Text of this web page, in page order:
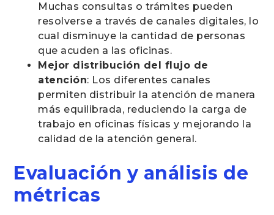
Muchas consultas o trámites pueden
resolverse a través de canales digitales, lo
cual disminuye la cantidad de personas
que acuden a las oficinas.
Mejor distribución del flujo de
atención: Los diferentes canales
permiten distribuir la atención de manera
más equilibrada, reduciendo la carga de
trabajo en oficinas físicas y mejorando la
calidad de la atención general.
Evaluación y análisis de
métricas